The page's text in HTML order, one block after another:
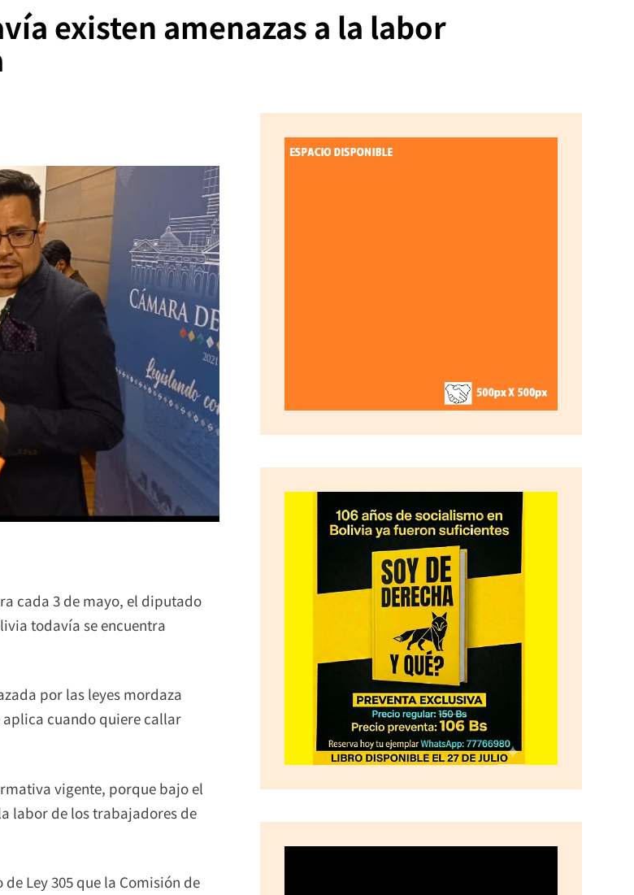
existen amenazas a la labor
cada 3 de mayo, el diputado
todavía se encuentra
por las leyes mordaza
aplica cuando quiere callar
vigente, porque bajo el
labor de los trabajadores de
Ley 305 que la Comisión de